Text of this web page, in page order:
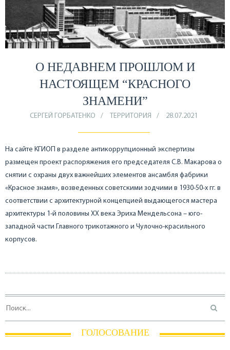
О НЕДАВНЕМ ПРОШЛОМ И
НАСТОЯЩЕМ “КРАСНОГО
ЗНАМЕНИ”
СЕРГЕЙ ГОРБАТЕНКО ТЕРРИТОРИЯ 28.07.2021
На сайте КГИОП в разделе антикоррупционный экспертизы
размещен проект распоряжения его председателя С.В. Макарова о
снятии с охраны двух важнейших элементов ансамбля фабрики
«Красное знамя», возведенных советскими зодчими в 1930-50-х гг. в
соответствии с архитектурной концепцией выдающегося мастера
архитектуры 1-й половины ХХ века Эриха Мендельсона – юго-
западной части Главного трикотажного и Чулочно-красильного
корпусов.
ГОЛОСОВАНИЕ